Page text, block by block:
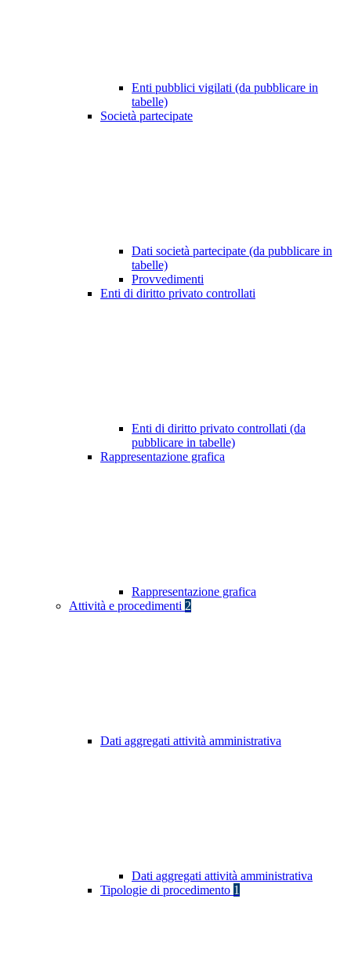
Enti pubblici vigilati (da pubblicare in
tabelle)
Società partecipate
Dati società partecipate (da pubblicare in
tabelle)
Provvedimenti
Enti di diritto privato controllati
Enti di diritto privato controllati (da
pubblicare in tabelle)
Rappresentazione grafica
Rappresentazione grafica
Attività e procedimenti 2
Dati aggregati attività amministrativa
Dati aggregati attività amministrativa
Tipologie di procedimento 1